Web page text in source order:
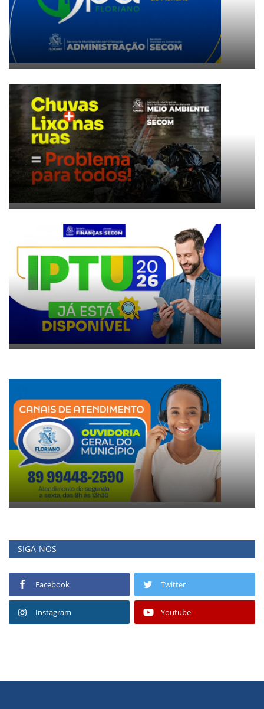
SIGA-NOS
Facebook Twitter
Instagram Youtube